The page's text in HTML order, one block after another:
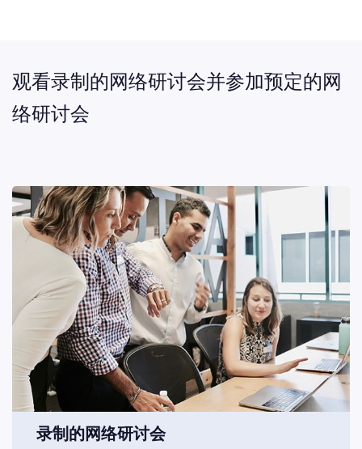
观看录制的网络研讨会并参加预定的网
络研讨会
录制的网络研讨会